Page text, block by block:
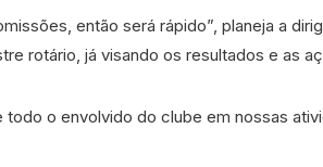
então será rápido”, planeja a
rotário, já visando os resultados e as
todo o envolvido do clube em nossas